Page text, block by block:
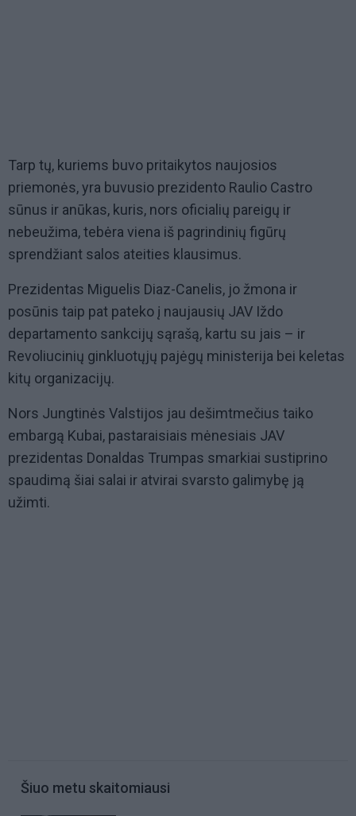
Tarp tų, kuriems buvo pritaikytos naujosios
priemonės, yra buvusio prezidento Raulio Castro
sūnus ir anūkas, kuris, nors oficialių pareigų ir
nebeužima, tebėra viena iš pagrindinių figūrų
sprendžiant salos ateities klausimus.
Prezidentas Miguelis Diaz-Canelis, jo žmona ir
posūnis taip pat pateko į naujausių JAV Iždo
departamento sankcijų sąrašą, kartu su jais – ir
Revoliucinių ginkluotųjų pajėgų ministerija bei keletas
kitų organizacijų.
Nors Jungtinės Valstijos jau dešimtmečius taiko
embargą Kubai, pastaraisiais mėnesiais JAV
prezidentas Donaldas Trumpas smarkiai sustiprino
spaudimą šiai salai ir atvirai svarsto galimybę ją
užimti.
Šiuo metu skaitomiausi